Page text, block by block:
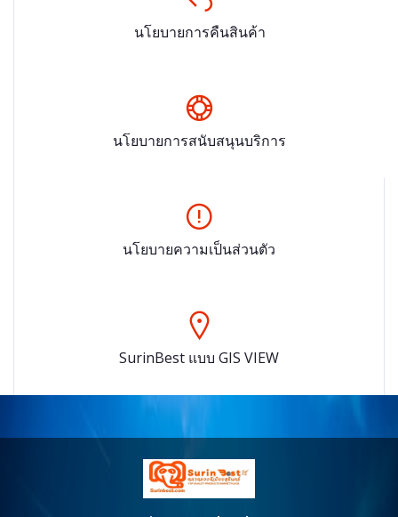
นโยบายการคืนสินค้า
นโยบายการสนับสนุนบริการ
นโยบายความเป็นส่วนตัว
SurinBest แบบ GIS VIEW